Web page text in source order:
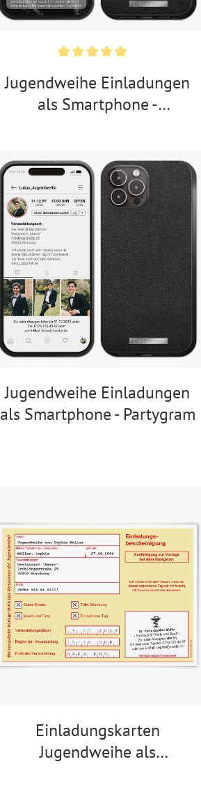
Jugendweihe Einladungen
als Smartphone -
Jugendweihe Einladungen
als Smartphone - Partygram
Einladungskarten
Jugendweihe als